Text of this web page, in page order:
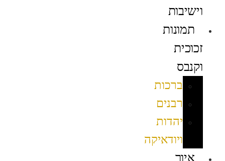
וישיבות
תמונות
זכוכית
וקנבס
ברכות
רבנים
יהדות
ויודאיקה
איור